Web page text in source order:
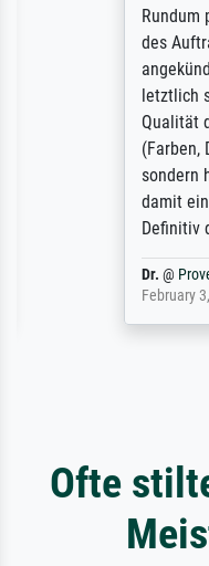
Rundum
des Auftrags
angekündigte
letztlich sogar
Qualität des
(Farben,
sondern
damit ein
Definitiv den
ProvenExpert
February 3, 2026
Ofte